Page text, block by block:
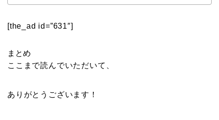
[the_ad id=”631″]
まとめ
ここまで読んでいただいて、
ありがとうございます！